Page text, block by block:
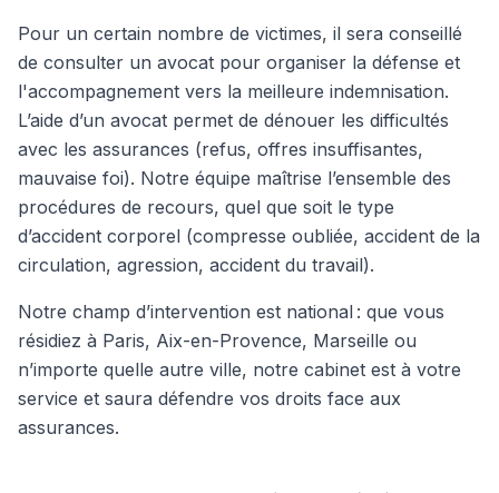
Pour un certain nombre de victimes, il sera conseillé
de consulter un avocat pour organiser la défense et
l'accompagnement vers la meilleure indemnisation.
L’aide d’un avocat permet de dénouer les difficultés
avec les assurances (refus, offres insuffisantes,
mauvaise foi). Notre équipe maîtrise l’ensemble des
procédures de recours, quel que soit le type
d’accident corporel (compresse oubliée, accident de la
circulation, agression, accident du travail).
Notre champ d’intervention est national : que vous
résidiez à Paris, Aix-en-Provence, Marseille ou
n’importe quelle autre ville, notre cabinet est à votre
service et saura défendre vos droits face aux
assurances.